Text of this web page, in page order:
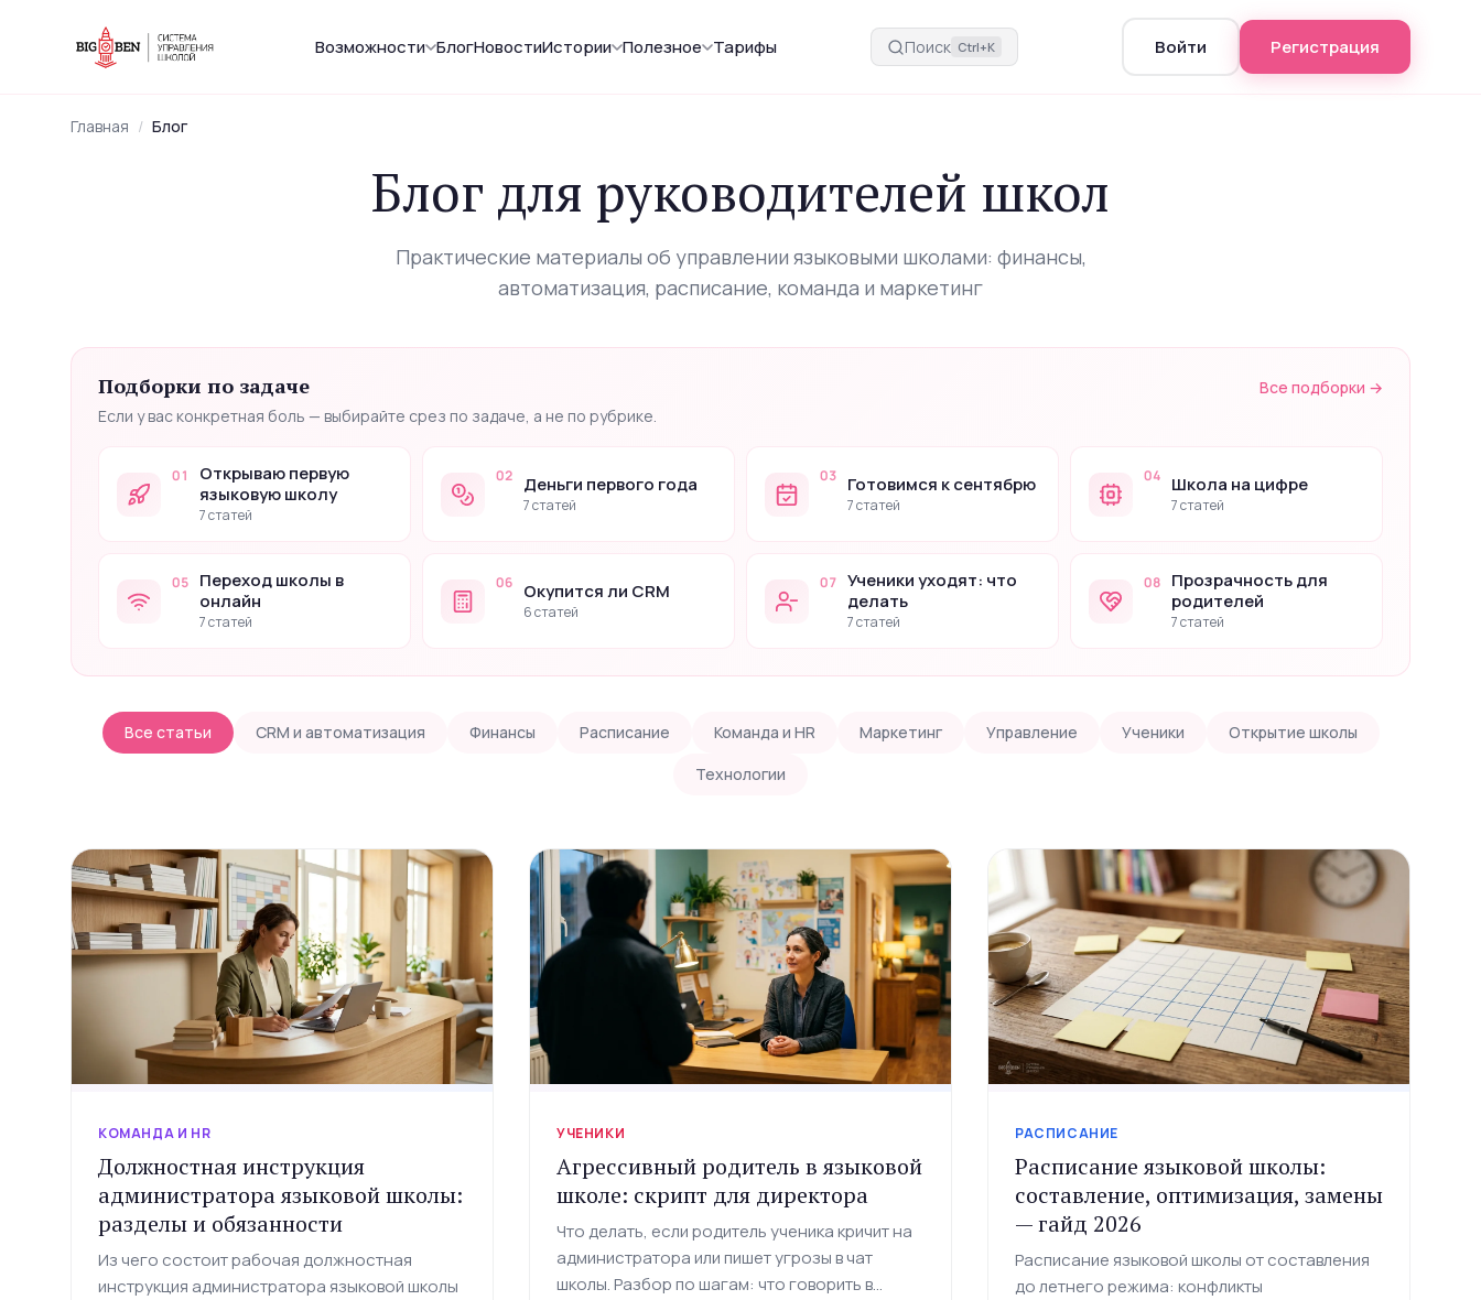
Возможности БлогНовостиИстории Полезное Тарифы Поиск Ctrl+K Войти Регистрация
Главная / Блог
Блог для руководителей школ
Практические материалы об управлении языковыми школами: финансы,
автоматизация, расписание, команда и маркетинг
Подборки по задаче
Все подборки →
Если у вас конкретная боль — выбирайте срез по задаче, а не по рубрике.
01
Открываю первую
языковую школу
7 статей
02 Деньги первого года
7 статей
03 Готовимся к сентябрю
7 статей
04 Школа на цифре
7 статей
05
Переход школы в
онлайн
7 статей
06 Окупится ли CRM
6 статей
07 Ученики уходят: что
делать
7 статей
08
Прозрачность для
родителей
7 статей
Все статьи CRM и автоматизация Финансы Расписание Команда и HR Маркетинг Управление Ученики
Открытие школы
Технологии
КОМАНДА И HR
Должностная инструкция
администратора языковой школы:
разделы и обязанности
Из чего состоит рабочая должностная
инструкция администратора языковой школы
УЧЕНИКИ
Агрессивный родитель в языковой
школе: скрипт для директора
Что делать, если родитель ученика кричит на
администратора или пишет угрозы в чат
школы. Разбор по шагам: что говорить в
РАСПИСАНИЕ
Расписание языковой школы:
составление, оптимизация, замены
— гайд 2026
Расписание языковой школы от составления
до летнего режима: конфликты